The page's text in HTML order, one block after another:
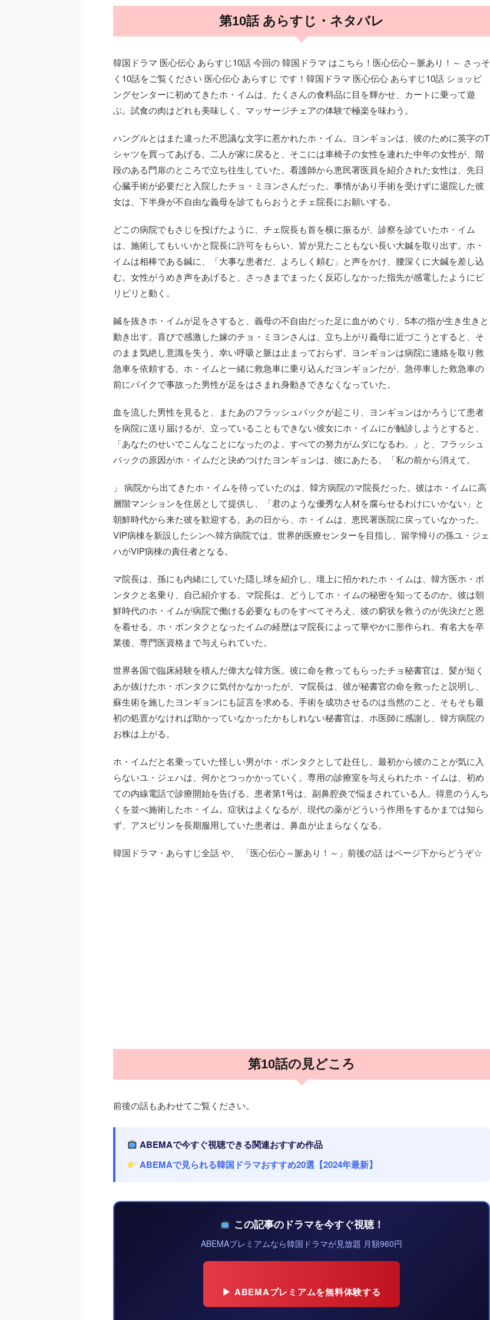
第10話 あらすじ・ネタバレ
韓国ドラマ 医心伝心 あらすじ10話 今回の 韓国ドラマ はこちら！医心伝心～脈あり！～ さっそ
く10話をご覧ください 医心伝心 あらすじ です！韓国ドラマ 医心伝心 あらすじ10話 ショッピ
ングセンターに初めてきたホ・イムは、たくさんの食料品に目を輝かせ、カートに乗って遊
ぶ。試食の肉はどれも美味しく、マッサージチェアの体験で極楽を味わう。
ハングルとはまた違った不思議な文字に惹かれたホ・イム。ヨンギョンは、彼のために英字のT
シャツを買ってあげる。二人が家に戻ると、そこには車椅子の女性を連れた中年の女性が、階
段のある門扉のところで立ち往生していた。看護師から恵民署医員を紹介された女性は、先日
心臓手術が必要だと入院したチョ・ミヨンさんだった。事情があり手術を受けずに退院した彼
女は、下半身が不自由な義母を診てもらおうとチェ院長にお願いする。
どこの病院でもさじを投げたように、チェ院長も首を横に振るが、診察を診ていたホ・イム
は、施術してもいいかと院長に許可をもらい、皆が見たこともない長い大鍼を取り出す。ホ・
イムは相棒である鍼に、「大事な患者だ、よろしく頼む」と声をかけ、腰深くに大鍼を差し込
む。女性がうめき声をあげると、さっきまでまったく反応しなかった指先が感電したようにビ
リビリと動く。
鍼を抜きホ・イムが足をさすると、義母の不自由だった足に血がめぐり、5本の指が生き生きと
動き出す。喜びで感激した嫁のチョ・ミヨンさんは、立ち上がり義母に近づこうとすると、そ
のまま気絶し意識を失う。幸い呼吸と脈は止まっておらず、ヨンギョンは病院に連絡を取り救
急車を依頼する。ホ・イムと一緒に救急車に乗り込んだヨンギョンだが、急停車した救急車の
前にバイクで事故った男性が足をはさまれ身動きできなくなっていた。
血を流した男性を見ると、またあのフラッシュバックが起こり、ヨンギョンはかろうじて患者
を病院に送り届けるが、立っていることもできない彼女にホ・イムにが触診しようとすると、
「あなたのせいでこんなことになったのよ。すべての努力がムダになるわ。」と、フラッシュ
バックの原因がホ・イムだと決めつけたヨンギョンは、彼にあたる。「私の前から消えて。
」 病院から出てきたホ・イムを待っていたのは、韓方病院のマ院長だった。彼はホ・イムに高
層階マンションを住居として提供し、「君のような優秀な人材を腐らせるわけにいかない」と
朝鮮時代から来た彼を歓迎する。あの日から、ホ・イムは、恵民署医院に戻っていなかった。
VIP病棟を新設したシンヘ韓方病院では、世界的医療センターを目指し、留学帰りの孫ユ・ジェ
ハがVIP病棟の責任者となる。
マ院長は、孫にも内緒にしていた隠し球を紹介し、壇上に招かれたホ・イムは、韓方医ホ・ボ
ンタクと名乗り、自己紹介する。マ院長は、どうしてホ・イムの秘密を知ってるのか。彼は朝
鮮時代のホ・イムが病院で働ける必要なものをすべてそろえ、彼の窮状を救うのが先決だと恩
を着せる。ホ・ボンタクとなったイムの経歴はマ院長によって華やかに形作られ、有名大を卒
業後、専門医資格まで与えられていた。
世界各国で臨床経験を積んだ偉大な韓方医。彼に命を救ってもらったチョ秘書官は、髪が短く
あか抜けたホ・ボンタクに気付かなかったが、マ院長は、彼が秘書官の命を救ったと説明し、
蘇生術を施したヨンギョンにも証言を求める。手術を成功させるのは当然のこと、そもそも最
初の処置がなければ助かっていなかったかもしれない秘書官は、ホ医師に感謝し、韓方病院の
お株は上がる。
ホ・イムだと名乗っていた怪しい男がホ・ボンタクとして赴任し、最初から彼のことが気に入
らないユ・ジェハは、何かとつっかかっていく。専用の診療室を与えられたホ・イムは、初め
ての内線電話で診療開始を告げる。患者第1号は、副鼻腔炎で悩まされている人。得意のうんち
くを並べ施術したホ・イム。症状はよくなるが、現代の薬がどういう作用をするかまでは知ら
ず、アスピリンを長期服用していた患者は、鼻血が止まらなくなる。
韓国ドラマ・あらすじ全話 や、 「医心伝心～脈あり！～」前後の話 はページ下からどうぞ☆
第10話の見どころ
前後の話もあわせてご覧ください。
ABEMAで今すぐ視聴できる関連おすすめ作品
ABEMAで見られる韓国ドラマおすすめ20選【2024年最新】
この記事のドラマを今すぐ視聴！
ABEMAプレミアムなら韓国ドラマが見放題 月額960円
▶ ABEMAプレミアムを無料体験する